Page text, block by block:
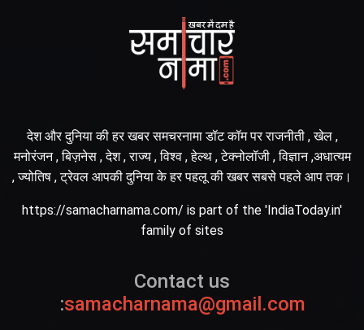
देश और दुनिया की हर खबर समचरनामा डॉट कॉम पर राजनीती , खेल ,
मनोरंजन , बिज़नेस , देश , राज्य , विश्व , हेल्थ , टेक्नोलॉजी , विज्ञान ,अधात्यम
, ज्योतिष , ट्रेवल आपकी दुनिया के हर पहलू की खबर सबसे पहले आप तक।
https://samacharnama.com/ is part of the 'IndiaToday.in'
family of sites
Contact us
:samacharnama@gmail.com